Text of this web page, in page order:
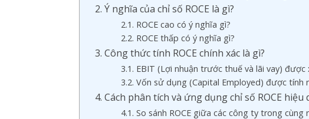
2. Ý nghĩa của chỉ số ROCE là gì?
2.1. ROCE cao có ý nghĩa gì?
2.2. ROCE thấp có ý nghĩa gì?
3. Công thức tính ROCE chính xác là gì?
3.1. EBIT (Lợi nhuận trước thuế và lãi vay)
3.2. Vốn sử dụng (Capital Employed) được tính
4. Cách phân tích và ứng dụng chỉ số ROCE hiệu
4.1. So sánh ROCE giữa các công ty trong